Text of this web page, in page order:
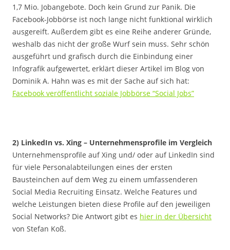
1,7 Mio. Jobangebote. Doch kein Grund zur Panik. Die
Facebook-Jobbörse ist noch lange nicht funktional wirklich
ausgereift. Außerdem gibt es eine Reihe anderer Gründe,
weshalb das nicht der große Wurf sein muss. Sehr schön
ausgeführt und grafisch durch die Einbindung einer
Infografik aufgewertet, erklärt dieser Artikel im Blog von
Dominik A. Hahn was es mit der Sache auf sich hat:
Facebook veröffentlicht soziale Jobbörse “Social Jobs”
2) LinkedIn vs. Xing – Unternehmensprofile im Vergleich
Unternehmensprofile auf Xing und/ oder auf LinkedIn sind
für viele Personalabteilungen eines der ersten
Bausteinchen auf dem Weg zu einem umfassenderen
Social Media Recruiting Einsatz. Welche Features und
welche Leistungen bieten diese Profile auf den jeweiligen
Social Networks? Die Antwort gibt es hier in der Übersicht
von Stefan Koß.